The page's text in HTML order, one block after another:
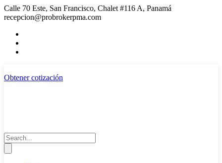
Calle 70 Este, San Francisco, Chalet #116 A, Panamá
recepcion@probrokerpma.com
Obtener cotización